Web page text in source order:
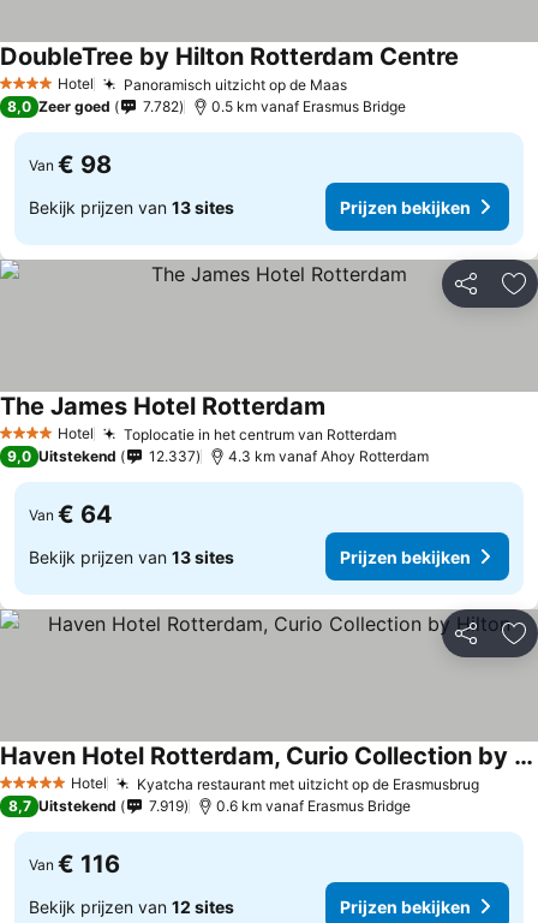
4 SterrenHotel Panoramisch uitzicht op de Maas
DoubleTree by Hilton Rotterdam Centre
8,0 Zeer goed 7.782 0.5 km vanaf Erasmus Bridge
Van € 98
Bekijk prijzen van 13 sites Prijzen bekijken
Delen
4 SterrenHotel Toplocatie in het centrum van Rotterdam
The James Hotel Rotterdam
9,0 Uitstekend 12.337 4.3 km vanaf Ahoy Rotterdam
Van € 64
Bekijk prijzen van 13 sites Prijzen bekijken
Delen
5 Sterren Hotel Kyatcha restaurant met uitzicht op de Erasmusbrug
Haven Hotel Rotterdam, Curio Collection by Hilton
8,7 Uitstekend 7.919 0.6 km vanaf Erasmus Bridge
Van € 116
Bekijk prijzen van 12 sites Prijzen bekijken